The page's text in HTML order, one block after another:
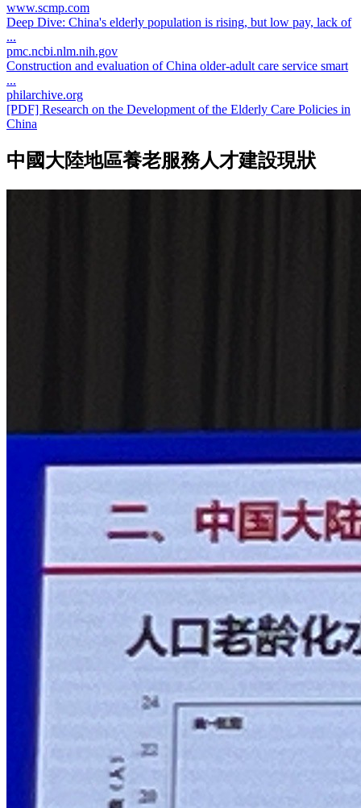
www.scmp.com
Deep Dive: China's elderly population is rising, but low pay, lack of
...
pmc.ncbi.nlm.nih.gov
Construction and evaluation of China older-adult care service smart
...
philarchive.org
[PDF] Research on the Development of the Elderly Care Policies in
China
中國大陸地區養老服務人才建設現狀